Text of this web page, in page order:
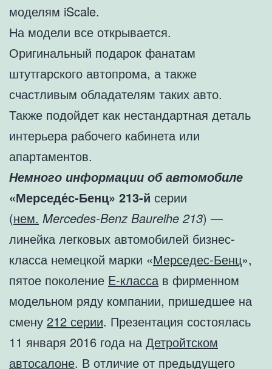
моделям iScale.
На модели все открывается.
Оригинальный подарок фанатам
штутгарского автопрома, а также
счастливым обладателям таких авто.
Также подойдет как нестандартная деталь
интерьера рабочего кабинета или
апартаментов.
Немного информации об автомобиле
«Мерседе́с-Бенц» 213-й серии
(нем. Mercedes-Benz Baureihe 213) —
линейка легковых автомобилей бизнес-
класса немецкой марки «Мерседес-Бенц»,
пятое поколение E-класса в фирменном
модельном ряду компании, пришедшее на
смену 212 серии. Презентация состоялась
11 января 2016 года на Детройтском
автосалоне. В отличие от предыдущего